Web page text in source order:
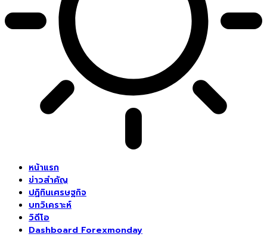
หน้าแรก
ข่าวสำคัญ
ปฏิทินเศรษฐกิจ
บทวิเคราะห์
วิดีโอ
Dashboard Forexmonday